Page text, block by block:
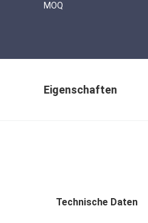
MOQ
Eigenschaften
Technische Daten